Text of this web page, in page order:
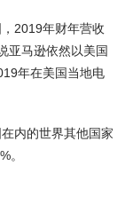
2019年财年营收
亚马逊依然以美国
年在美国当地电
内的世界其他国家
。